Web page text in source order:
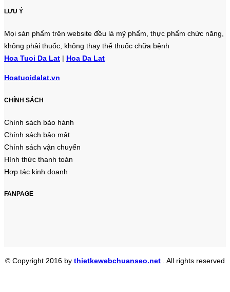
LƯU Ý
Mọi sản phẩm trên website đều là mỹ phẩm, thực phẩm chức năng,
không phải thuốc, không thay thế thuốc chữa bệnh
Hoa Tuoi Da Lat | Hoa Da Lat
Hoatuoidalat.vn
CHÍNH SÁCH
Chính sách bảo hành
Chính sách bảo mật
Chính sách vận chuyển
Hình thức thanh toán
Hợp tác kinh doanh
FANPAGE
© Copyright 2016 by thietkewebchuanseo.net . All rights reserved